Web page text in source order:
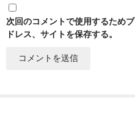
次回のコメントで使用するため
ドレス、サイトを保存する。